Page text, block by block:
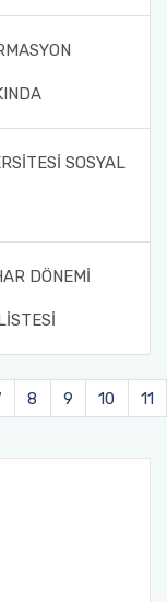
SOSYAL
DÖNEMİ
8 9 10 11